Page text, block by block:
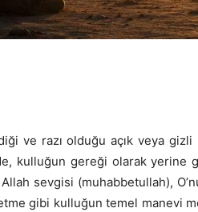
ve razı olduğu açık veya
kulluğun gereği olarak yerine
sevgisi (muhabbetullah),
gibi kulluğun temel manevi